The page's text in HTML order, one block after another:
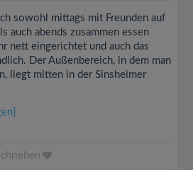
sowohl mittags mit Freunden auf
auch abends zusammen essen
nett eingerichtet und auch das
Der Außenbereich, in dem man
liegt mitten in der Sinsheimer